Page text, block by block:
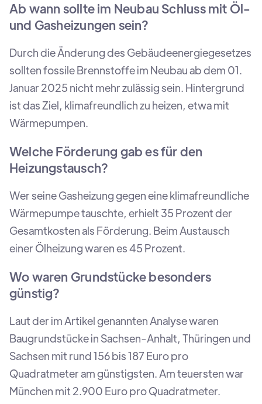
Ab wann sollte im Neubau Schluss mit Öl-
und Gasheizungen sein?
Durch die Änderung des Gebäudeenergiegesetzes
sollten fossile Brennstoffe im Neubau ab dem 01.
Januar 2025 nicht mehr zulässig sein. Hintergrund
ist das Ziel, klimafreundlich zu heizen, etwa mit
Wärmepumpen.
Welche Förderung gab es für den
Heizungstausch?
Wer seine Gasheizung gegen eine klimafreundliche
Wärmepumpe tauschte, erhielt 35 Prozent der
Gesamtkosten als Förderung. Beim Austausch
einer Ölheizung waren es 45 Prozent.
Wo waren Grundstücke besonders
günstig?
Laut der im Artikel genannten Analyse waren
Baugrundstücke in Sachsen-Anhalt, Thüringen und
Sachsen mit rund 156 bis 187 Euro pro
Quadratmeter am günstigsten. Am teuersten war
München mit 2.900 Euro pro Quadratmeter.